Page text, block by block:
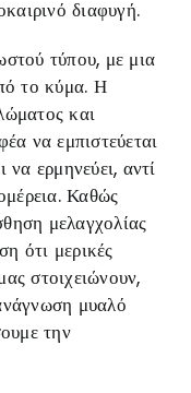
διαφυγή.
τύπου, με μια
το κύμα. Η
και
να εμπιστεύεται
ερμηνεύει, αντί
Καθώς
μελαγχολίας
ότι μερικές
στοιχειώνουν,
μυαλό
την